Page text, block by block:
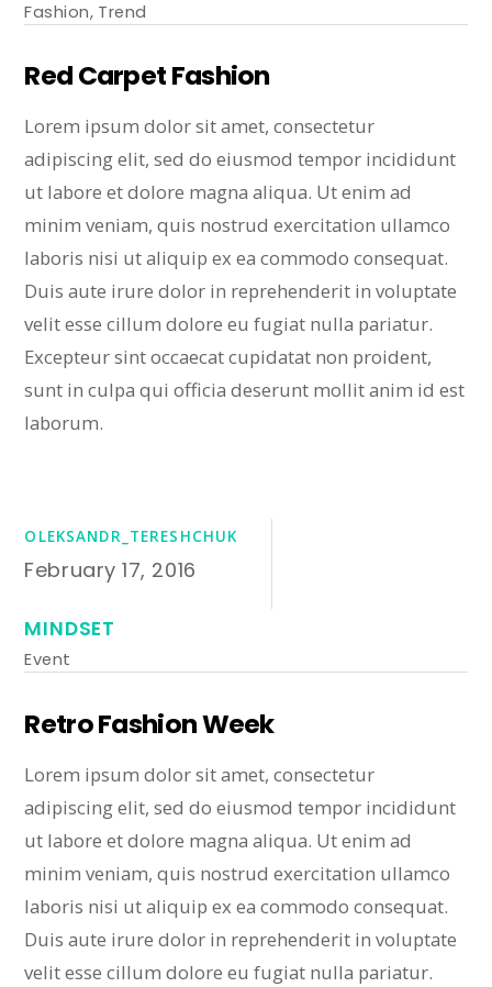
Fashion, Trend
Red Carpet Fashion
Lorem ipsum dolor sit amet, consectetur
adipiscing elit, sed do eiusmod tempor incididunt
ut labore et dolore magna aliqua. Ut enim ad
minim veniam, quis nostrud exercitation ullamco
laboris nisi ut aliquip ex ea commodo consequat.
Duis aute irure dolor in reprehenderit in voluptate
velit esse cillum dolore eu fugiat nulla pariatur.
Excepteur sint occaecat cupidatat non proident,
sunt in culpa qui officia deserunt mollit anim id est
laborum.
OLEKSANDR_TERESHCHUK
February 17, 2016
MINDSET
Event
Retro Fashion Week
Lorem ipsum dolor sit amet, consectetur
adipiscing elit, sed do eiusmod tempor incididunt
ut labore et dolore magna aliqua. Ut enim ad
minim veniam, quis nostrud exercitation ullamco
laboris nisi ut aliquip ex ea commodo consequat.
Duis aute irure dolor in reprehenderit in voluptate
velit esse cillum dolore eu fugiat nulla pariatur.